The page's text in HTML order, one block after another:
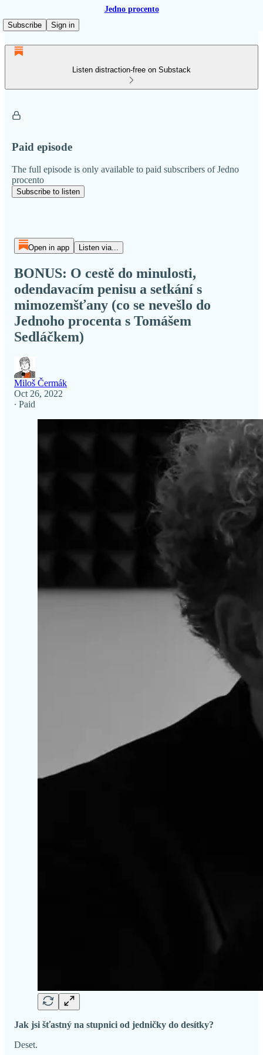
Jedno procento
Subscribe
Sign in
Listen distraction-free on Substack
Paid episode
The full episode is only available to paid subscribers of Jedno
procento
Subscribe to listen
Open in app Listen via...
BONUS: O cestě do minulosti,
odendavacím penisu a setkání s
mimozemšťany (co se nevešlo do
Jednoho procenta s Tomášem
Sedláčkem)
Miloš Čermák
Oct 26, 2022
∙ Paid
Jak jsi šťastný na stupnici od jedničky do desítky?
Deset.